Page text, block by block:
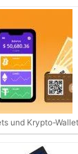
und Krypto-